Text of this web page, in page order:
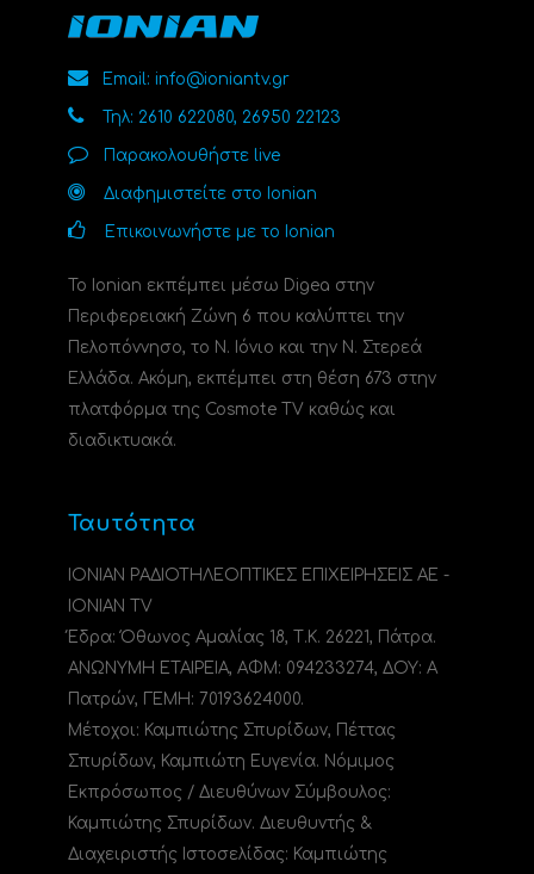
Email: info@ioniantv.gr
Τηλ: 2610 622080, 26950 22123
Παρακολουθήστε live
Διαφημιστείτε στο Ionian
Επικοινωνήστε με το Ionian
Το Ionian εκπέμπει μέσω Digea στην
Περιφερειακή Ζώνη 6 που καλύπτει την
Πελοπόννησο, το N. Ιόνιο και την Ν. Στερεά
Ελλάδα. Ακόμη, εκπέμπει στη θέση 673 στην
πλατφόρμα της Cosmote TV καθώς και
διαδικτυακά.
Ταυτότητα
ΙΟΝΙΑΝ ΡΑΔΙΟΤΗΛΕΟΠΤΙΚΕΣ ΕΠΙΧΕΙΡΗΣΕΙΣ ΑΕ -
IONIAN TV
Έδρα: Όθωνος Αμαλίας 18, Τ.Κ. 26221, Πάτρα.
ΑΝΩΝΥΜΗ ΕΤΑΙΡΕΙΑ, ΑΦΜ: 094233274, ΔΟΥ: A
Πατρών, ΓΕΜΗ: 70193624000.
Μέτοχοι: Καμπιώτης Σπυρίδων, Πέττας
Σπυρίδων, Καμπιώτη Ευγενία. Νόμιμος
Εκπρόσωπος / Διευθύνων Σύμβουλος:
Καμπιώτης Σπυρίδων. Διευθυντής &
Διαχειριστής Ιστοσελίδας: Καμπιώτης